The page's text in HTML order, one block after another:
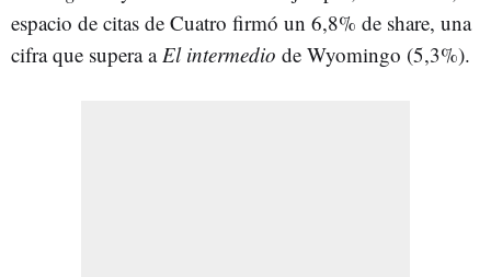
espacio de citas de Cuatro firmó un 6,8% de share, una
cifra que supera a El intermedio de Wyomingo (5,3%).